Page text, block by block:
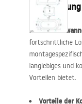
Die
fortschrittliche
langlebiges und
Vorteilen bietet.
Vorteile der